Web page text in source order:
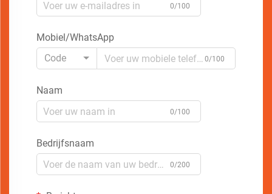
0/100
Mobiel/WhatsApp
Code
0/100
Naam
0/100
Bedrijfsnaam
0/200